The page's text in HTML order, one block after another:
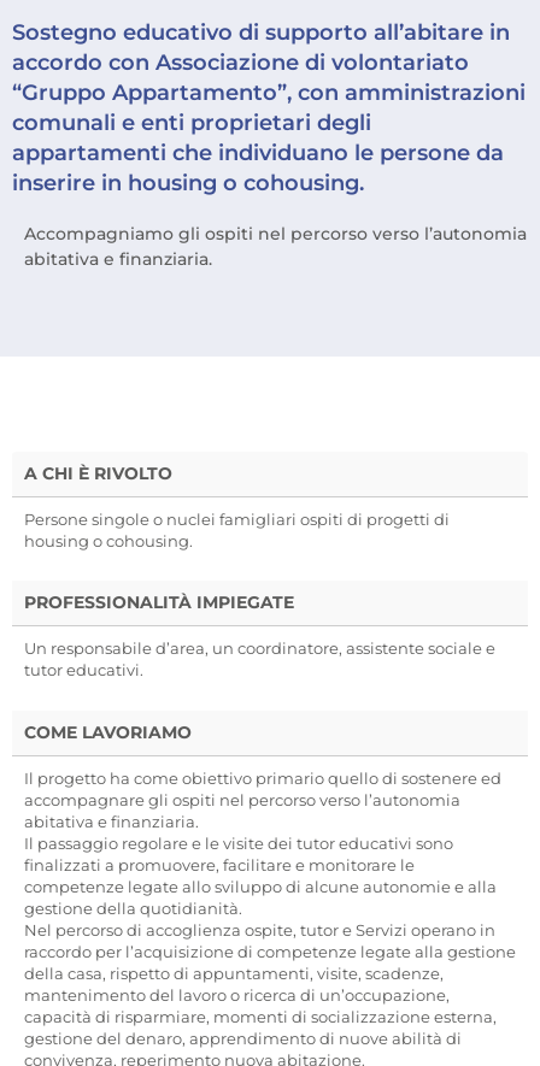
Sostegno educativo di supporto all’abitare in
accordo con Associazione di volontariato
“Gruppo Appartamento”, con amministrazioni
comunali e enti proprietari degli
appartamenti che individuano le persone da
inserire in housing o cohousing.
Accompagniamo gli ospiti nel percorso verso l’autonomia
abitativa e finanziaria.
A CHI È RIVOLTO
Persone singole o nuclei famigliari ospiti di progetti di
housing o cohousing.
PROFESSIONALITÀ IMPIEGATE
Un responsabile d’area, un coordinatore, assistente sociale e
tutor educativi.
COME LAVORIAMO
Il progetto ha come obiettivo primario quello di sostenere ed
accompagnare gli ospiti nel percorso verso l’autonomia
abitativa e finanziaria.
Il passaggio regolare e le visite dei tutor educativi sono
finalizzati a promuovere, facilitare e monitorare le
competenze legate allo sviluppo di alcune autonomie e alla
gestione della quotidianità.
Nel percorso di accoglienza ospite, tutor e Servizi operano in
raccordo per l’acquisizione di competenze legate alla gestione
della casa, rispetto di appuntamenti, visite, scadenze,
mantenimento del lavoro o ricerca di un’occupazione,
capacità di risparmiare, momenti di socializzazione esterna,
gestione del denaro, apprendimento di nuove abilità di
convivenza, reperimento nuova abitazione.